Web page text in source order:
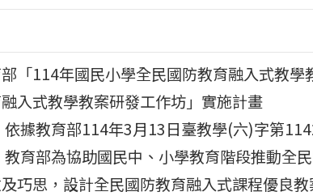
「114年國民小學全民國防教育融入式教
入式教學教案研發工作坊」實施計畫
依據教育部114年3月13日臺教學(六)字第
教育部為協助國民中、小學教育階段推動全
巧思，設計全民國防教育融入式課程優良